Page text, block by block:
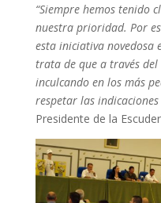
“Siempre hemos tenido
nuestra prioridad. Por
esta iniciativa novedosa
trata de que a través
inculcando en los más
respetar las indicaciones
Presidente de la